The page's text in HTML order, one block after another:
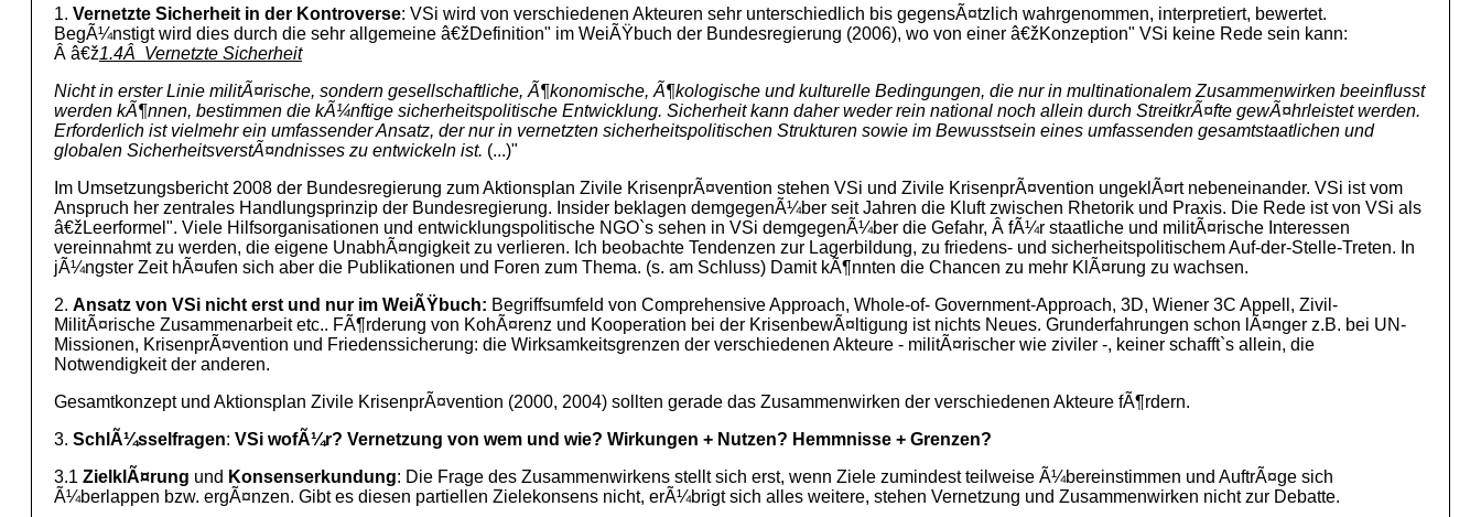
1. Vernetzte Sicherheit in der Kontroverse: VSi wird von verschiedenen Akteuren sehr unterschiedlich bis gegensÃ¤tzlich wahrgenommen, interpretiert, bewertet.
BegÃ¼nstigt wird dies durch die sehr allgemeine â€žDefinition" im WeiÃŸbuch der Bundesregierung (2006), wo von einer â€žKonzeption" VSi keine Rede sein kann:
Â â€ž1.4Â Vernetzte Sicherheit
Nicht in erster Linie militÃ¤rische, sondern gesellschaftliche, Ã¶konomische, Ã¶kologische und kulturelle Bedingungen, die nur in multinationalem Zusammenwirken beeinflusst
werden kÃ¶nnen, bestimmen die kÃ¼nftige sicherheitspolitische Entwicklung. Sicherheit kann daher weder rein national noch allein durch StreitkrÃ¤fte gewÃ¤hrleistet werden.
Erforderlich ist vielmehr ein umfassender Ansatz, der nur in vernetzten sicherheitspolitischen Strukturen sowie im Bewusstsein eines umfassenden gesamtstaatlichen und
globalen SicherheitsverstÃ¤ndnisses zu entwickeln ist. (...)"
Im Umsetzungsbericht 2008 der Bundesregierung zum Aktionsplan Zivile KrisenprÃ¤vention stehen VSi und Zivile KrisenprÃ¤vention ungeklÃ¤rt nebeneinander. VSi ist vom
Anspruch her zentrales Handlungsprinzip der Bundesregierung. Insider beklagen demgegenÃ¼ber seit Jahren die Kluft zwischen Rhetorik und Praxis. Die Rede ist von VSi als
â€žLeerformel". Viele Hilfsorganisationen und entwicklungspolitische NGO`s sehen in VSi demgegenÃ¼ber die Gefahr, Â fÃ¼r staatliche und militÃ¤rische Interessen
vereinnahmt zu werden, die eigene UnabhÃ¤ngigkeit zu verlieren. Ich beobachte Tendenzen zur Lagerbildung, zu friedens- und sicherheitspolitischem Auf-der-Stelle-Treten. In
jÃ¼ngster Zeit hÃ¤ufen sich aber die Publikationen und Foren zum Thema. (s. am Schluss) Damit kÃ¶nnten die Chancen zu mehr KlÃ¤rung zu wachsen.
2. Ansatz von VSi nicht erst und nur im WeiÃŸbuch: Begriffsumfeld von Comprehensive Approach, Whole-of- Government-Approach, 3D, Wiener 3C Appell, Zivil-
MilitÃ¤rische Zusammenarbeit etc.. FÃ¶rderung von KohÃ¤renz und Kooperation bei der KrisenbewÃ¤ltigung ist nichts Neues. Grunderfahrungen schon lÃ¤nger z.B. bei UN-
Missionen, KrisenprÃ¤vention und Friedenssicherung: die Wirksamkeitsgrenzen der verschiedenen Akteure - militÃ¤rischer wie ziviler -, keiner schafft`s allein, die
Notwendigkeit der anderen.
Gesamtkonzept und Aktionsplan Zivile KrisenprÃ¤vention (2000, 2004) sollten gerade das Zusammenwirken der verschiedenen Akteure fÃ¶rdern.
3. SchlÃ¼sselfragen: VSi wofÃ¼r? Vernetzung von wem und wie? Wirkungen + Nutzen? Hemmnisse + Grenzen?
3.1 ZielklÃ¤rung und Konsenserkundung: Die Frage des Zusammenwirkens stellt sich erst, wenn Ziele zumindest teilweise Ã¼bereinstimmen und AuftrÃ¤ge sich
Ã¼berlappen bzw. ergÃ¤nzen. Gibt es diesen partiellen Zielekonsens nicht, erÃ¼brigt sich alles weitere, stehen Vernetzung und Zusammenwirken nicht zur Debatte.